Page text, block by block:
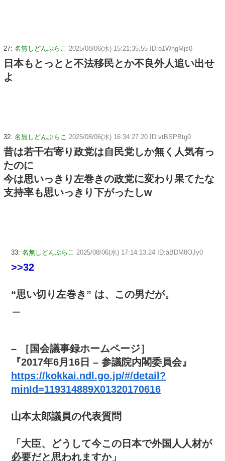
27: 名無しどんぶらこ 2025/08/06(水) 15:21:35.55 ID:o1WhgMjs0
日本もとっとと不法移民とか不良外人追い出せ
よ
32: 名無しどんぶらこ 2025/08/06(水) 16:34:27.20 ID:vtBSPBtg0
昔は若干右寄り政党は自民党しか無く人気有っ
たのに
今は思いっきり左巻きの政党に変わり果てたな
支持率も思いっきり下がったしw
33: 名無しどんぶらこ 2025/08/06(水) 17:14:13.24 ID:aBDM8OJy0
>>32
“思い切り左巻き” は、この男だが。
– ［国会議事録ホームページ］
『2017年6月16日 – 参議院内閣委員会』
https://kokkai.ndl.go.jp/#/detail?
minId=119314889X01320170616
山本太郎議員の代表質問
「大臣、どうして今この日本で外国人人材が
必要だと思われますか」